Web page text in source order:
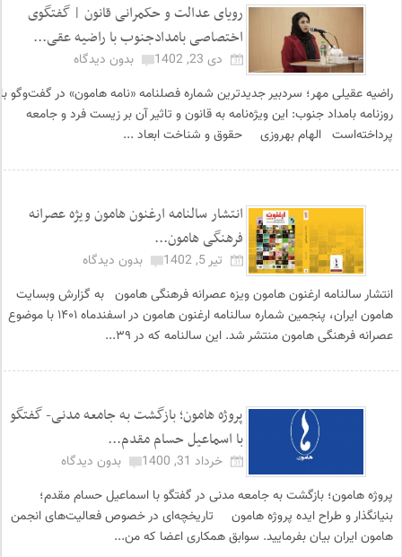
رویای عدالت و حکمرانی قانون | گفتگوی
اختصاصی بامدادجنوب با راضیه عقی...
دی 23, 1402
بدون دیدگاه
راضیه عقیلی مهر؛ سردبیر جدیدترین شماره فصلنامه «نامه هامون» در گفت‌وگو با
روزنامه بامداد جنوب: این ویژه‌نامه به قانون و تاثیر آن بر زیست فرد و جامعه
پرداخته‌است الهام بهروزی حقوق و شناخت ابعاد ...
انتشار سالنامه ارغنون هامون ویژه عصرانه
فرهنگی هامون...
تیر 5, 1402
بدون دیدگاه
انتشار سالنامه ارغنون هامون ویزه عصرانه فرهنگی هامون به گزارش وبسایت
هامون ایران، پنجمین شماره سالنامه ارغنون هامون در اسفندماه ۱۴۰۱ با موضوع
عصرانه فرهنگی هامون منتشر شد. این سالنامه که در ۳۹...
پروژه هامون؛ بازگشت به جامعه مدنی- گفتگو
با اسماعیل حسام مقدم...
خرداد 31, 1400
بدون دیدگاه
پروژه هامون؛ بازگشت به جامعه مدنی در گفتگو با اسماعیل حسام مقدم؛
بنیانگذار و طراح ایده پروژه هامون تاریخچه‌ای در خصوص فعالیت‌های انجمن
هامون ایران بیان بفرمایید. سوابق همکاری اعضا که من...